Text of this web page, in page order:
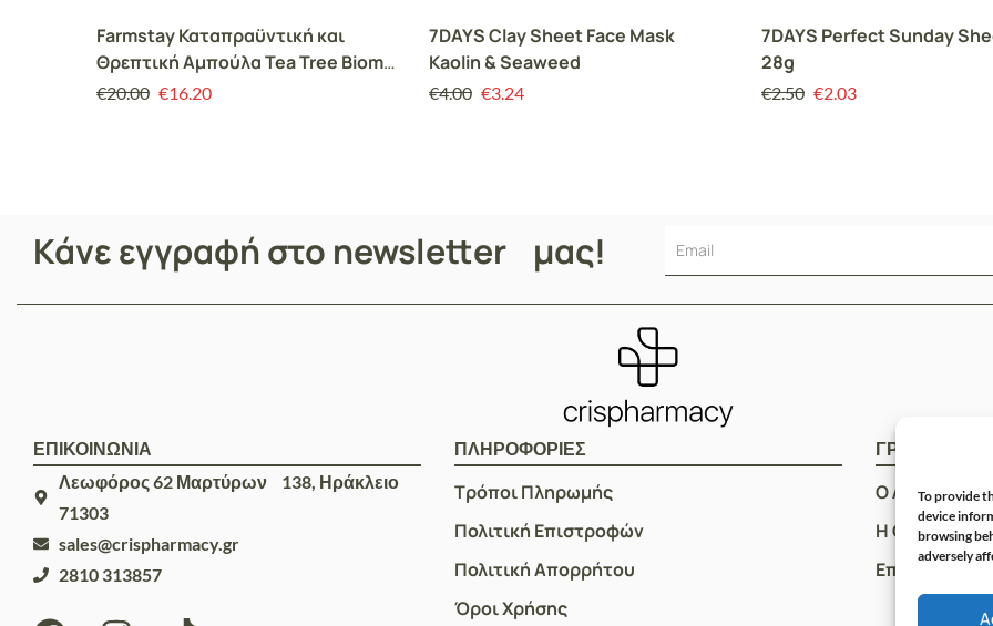
To provide
device
browsing
adversely
Farmstay Καταπραϋντική και
Θρεπτική Αμπούλα Tea Tree Biome
Calming Ampoule (50ml)
€20.00 €16.20
7DAYS Clay Sheet Face Mask
Kaolin & Seaweed
€4.00 €3.24
7DAYS Perfect Sunday
28g
€2.50 €2.03
Κάνε εγγραφή στο newsletter μας!
ΕΠΙΚΟΙΝΩΝΙΑ
Λεωφόρος 62 Μαρτύρων 138, Ηράκλειο
71303
sales@crispharmacy.gr
2810 313857
ΠΛΗΡΟΦΟΡΙΕΣ
Τρόποι Πληρωμής
Πολιτική Επιστροφών
Πολιτική Απορρήτου
Όροι Χρήσης
ΓΡΗΓΟΡOI
Ο
Η Ομάδα μας
Επικοινωνία